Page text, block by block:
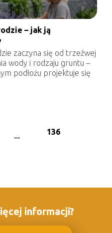
– jak ją
zaczyna się od trzeźwej
wody i rodzaju gruntu –
podłożu projektuje się
... 136
informacji?